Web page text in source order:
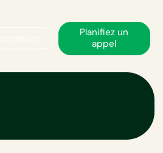
Planifiez un
appel